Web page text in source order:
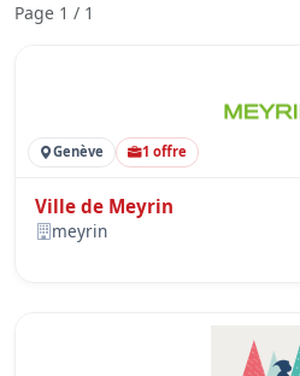
Page 1 / 1
Genève 1 offre
Ville de Meyrin
meyrin